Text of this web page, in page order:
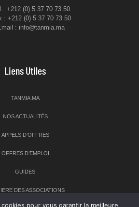
: +212 (0) 5 37 70 73 50
: +212 (0) 5 37 70 73 50
: info@tanmia.ma
Liens Utiles
TANMIA.MA
NOS ACTUALITÉS
APPELS D’OFFRES
OFFRES D’EMPLOI
GUIDES
DES ASSOCIATIONS
pour vous garantir la meilleure